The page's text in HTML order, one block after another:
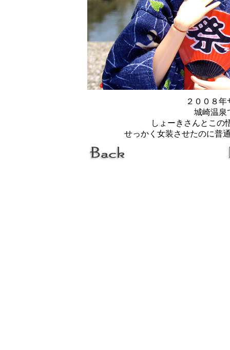
２００８
城崎温泉
しょーきさんとこの
せっかく女装させたのに普